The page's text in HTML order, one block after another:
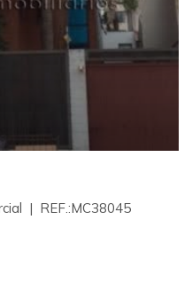
| REF.:MC38045